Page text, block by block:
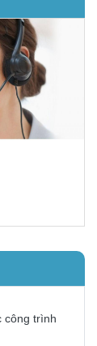
công trình